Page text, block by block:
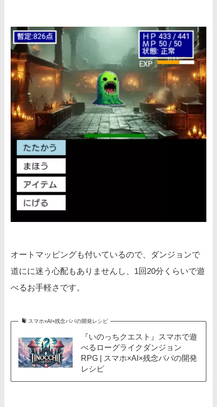
オートマッピングも付いているので、ダンジョンで
道にに迷う心配もありませんし、1回20分くらいで遊
べるお手軽さです。
スマホ×AI×残念パパの開発レシピ
『いのっちクエスト』スマホで遊
べるローグライクダンジョン
RPG | スマホ×AI×残念パパの開発
レシピ